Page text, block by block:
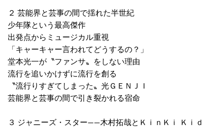
２ 芸能界と芸事の間で揺れた半世紀
少年隊という最高傑作
出発点からミュージカル重視
「キャーキャー言われてどうするの？」
堂本光一が〝ファンサ〟をしない理由
流行を追いかけずに流行を創る
〝流行りすぎてしまった〟光ＧＥＮＪＩ
芸能界と芸事の間で引き裂かれる宿命
３ ジャニーズ・スター――木村拓哉とＫｉｎＫｉ Ｋｉｄ